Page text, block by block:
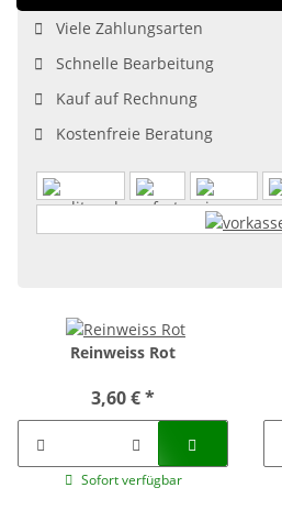
Viele Zahlungsarten
Schnelle Bearbeitung
Kauf auf Rechnung
Kostenfreie Beratung
Reinweiss Rot
3,60 €*
Sofort verfügbar